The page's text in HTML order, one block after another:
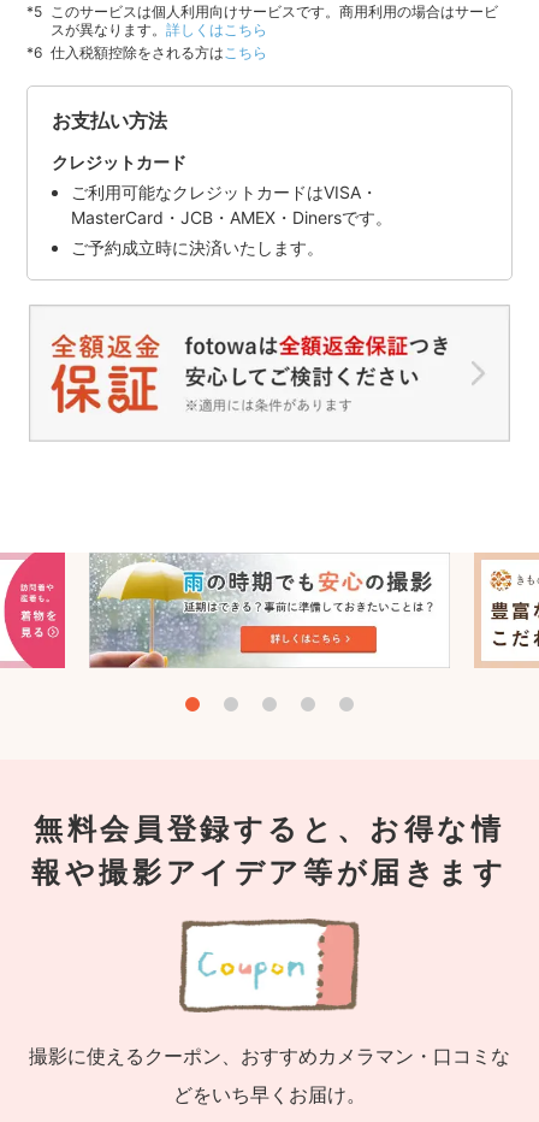
このサービスは個人利用向けサービスです。商用利用の場合はサービ
スが異なります。詳しくはこちら
仕入税額控除をされる方はこちら
お支払い方法
クレジットカード
ご利用可能なクレジットカードはVISA・
MasterCard・JCB・AMEX・Dinersです。
ご予約成立時に決済いたします。
無料会員登録すると、お得な情
報や撮影アイデア等が届きます
撮影に使えるクーポン、おすすめカメラマン・口コミな
どをいち早くお届け。